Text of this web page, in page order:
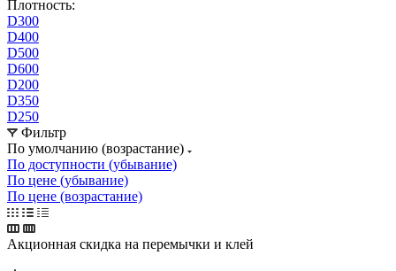
Плотность:
D300
D400
D500
D600
D200
D350
D250
Фильтр
По умолчанию (возрастание)
По доступности (убывание)
По цене (убывание)
По цене (возрастание)
Акционная скидка на перемычки и клей